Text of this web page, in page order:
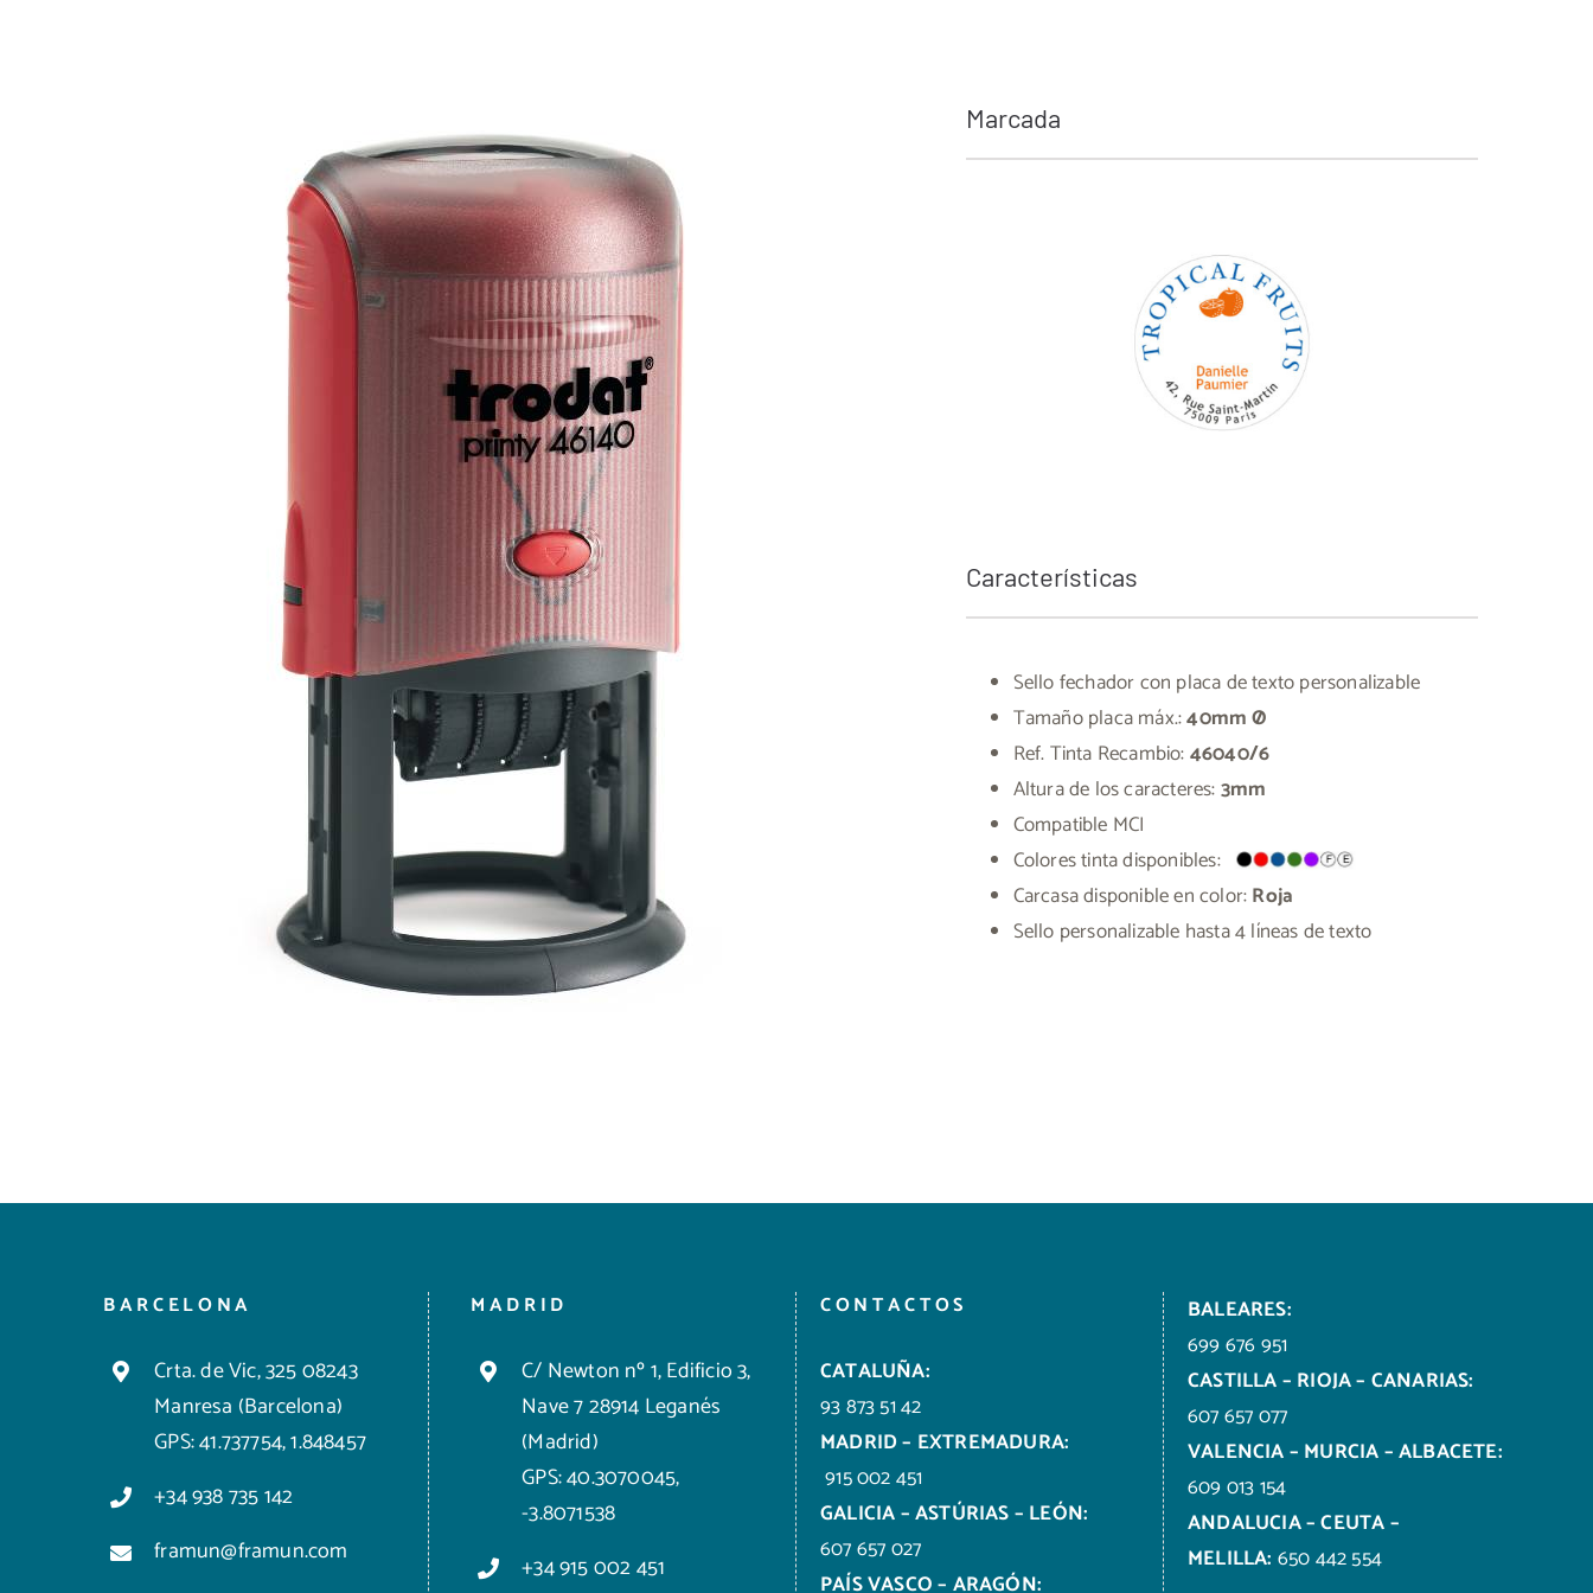
Marcada
Características
Sello fechador con placa de texto personalizable
Tamaño placa máx.:40mm Ø
Ref. Tinta Recambio:46040/6
Altura de los caracteres:3mm
Compatible MCI
Colores tinta disponibles:
Carcasa disponible en color:Roja
Sello personalizable hasta 4 líneas de texto
BARCELONA
Crta. de Vic, 325 08243
Manresa (Barcelona)
GPS: 41.737754, 1.848457
+34 938 735 142
framun@framun.com
MADRID
C/ Newton nº 1, Edificio 3,
Nave 7 28914 Leganés
(Madrid)
GPS: 40.3070045,
-3.8071538
+34 915 002 451
CONTACTOS
CATALUÑA:
93 873 51 42
MADRID – EXTREMADURA:
915 002 451
GALICIA – ASTÚRIAS – LEÓN:
607 657 027
PAÍS VASCO – ARAGÓN:
BALEARES:
699 676 951
CASTILLA – RIOJA – CANARIAS:
607 657 077
VALENCIA – MURCIA – ALBACETE:
609 013 154
ANDALUCIA – CEUTA –
MELILLA: 650 442 554